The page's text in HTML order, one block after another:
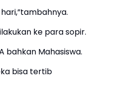
ke para sopir.
bahkan Mahasiswa.
bisa tertib